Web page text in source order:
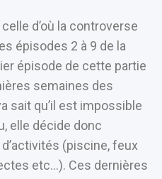
d’où la controverse
épisodes 2 à 9 de la
épisode de cette partie
semaines des
sait qu’il est impossible
elle décide donc
(piscine, feux
etc…). Ces dernières